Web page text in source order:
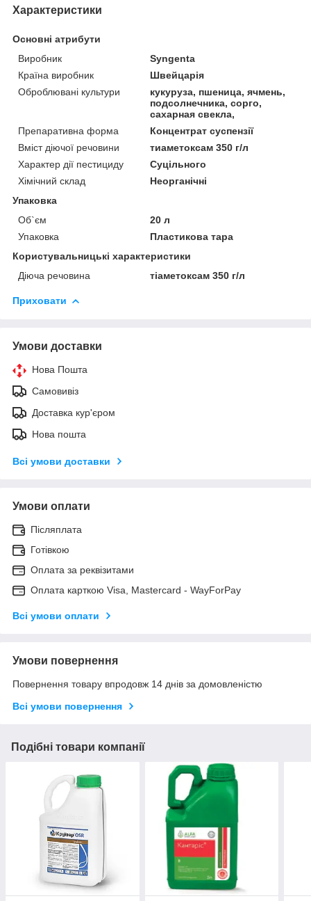
Характеристики
Основні атрибути
Виробник
Syngenta
Країна виробник
Швейцарія
Оброблювані культури
кукуруза, пшеница, ячмень,
подсолнечника, сорго,
сахарная свекла,
Препаративна форма
Концентрат суспензії
Вміст діючої речовини
тиаметоксам 350 г/л
Характер дії пестициду
Суцільного
Хімічний склад
Неорганічні
Упаковка
Об`єм
20 л
Упаковка
Пластикова тара
Користувальницькі характеристики
Діюча речовина
тіаметоксам 350 г/л
Приховати
Умови доставки
Нова Пошта
Самовивіз
Доставка кур'єром
Нова пошта
Всі умови доставки
Умови оплати
Післяплата
Готівкою
Оплата за реквізитами
Оплата карткою Visa, Mastercard - WayForPay
Всі умови оплати
Умови повернення
Повернення товару впродовж 14 днів за домовленістю
Всі умови повернення
Подібні товари компанії